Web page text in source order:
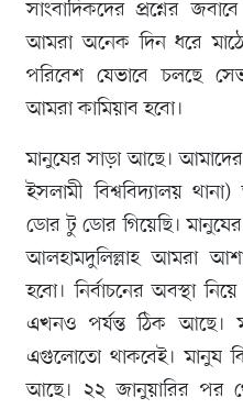
সাংবাদিকদের প্রশ্নের
আমরা অনেক দিন ধরে মাঠে
পরিবেশ যেভাবে চলছে
আমরা কামিয়াব হবো।
মানুষের সাড়া আছে।
ইসলামী বিশ্ববিদ্যালয়
ডোর টু ডোর গিয়েছি। মানুষের
আলহামদুলিল্লাহ আমরা
হবো। নির্বাচনের অবস্থা
এখনও পর্যন্ত ঠিক আছে।
এগুলোতো থাকবেই। মানুষ
আছে। ২২ জানুয়ারির পর